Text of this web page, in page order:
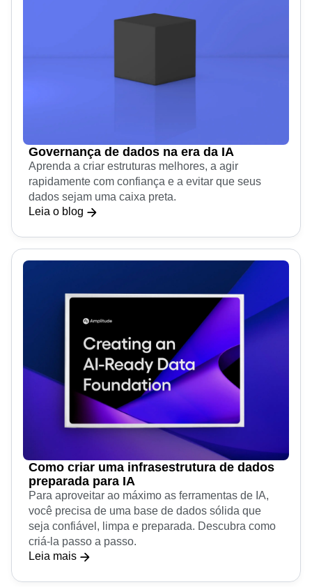
Governança de dados na era da IA
Aprenda a criar estruturas melhores, a agir
rapidamente com confiança e a evitar que seus
dados sejam uma caixa preta.
Leia o blog
Como criar uma infrasestrutura de dados
preparada para IA
Para aproveitar ao máximo as ferramentas de IA,
você precisa de uma base de dados sólida que
seja confiável, limpa e preparada. Descubra como
criá-la passo a passo.
Leia mais